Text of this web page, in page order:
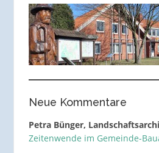
Neue Kommentare
Petra Bünger,
Zeitenwende im Gemeinde-